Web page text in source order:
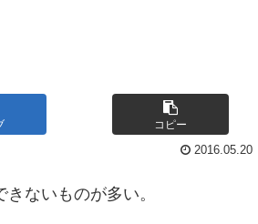
コピー
2016.05.20
ないものが多い。